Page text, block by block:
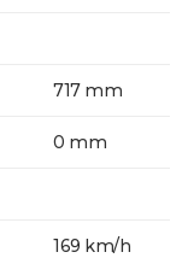
717 mm
0 mm
169 km/h